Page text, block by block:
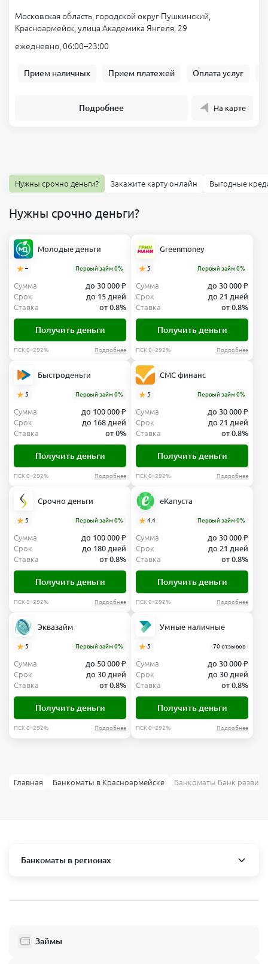
Московская область, городской округ Пушкинский,
Красноармейск, улица Академика Янгеля, 29
ежедневно, 06:00–23:00
Прием наличных Прием платежей Оплата услуг
Подробнее На карте
Нужны срочно деньги? Закажите карту онлайн Выгодные
Нужны срочно деньги?
Молодые деньги
– Первый займ 0%
Сумма
до 30 000 ₽
Срок
до 15 дней
Ставка
от 0.8%
Получить деньги
ПСК 0–292% Подробнее
Greenmoney
5 Первый займ 0%
Сумма
до 30 000 ₽
Срок
до 21 дней
Ставка
от 0.8%
Получить деньги
ПСК 0–292% Подробнее
Быстроденьги
5 Первый займ 0%
Сумма
до 100 000 ₽
Срок
до 168 дней
Ставка
от 0%
Получить деньги
ПСК 0–292% Подробнее
СМС финанс
5 Первый займ 0%
Сумма
до 30 000 ₽
Срок
до 21 дней
Ставка
от 0.8%
Получить деньги
ПСК 0–292% Подробнее
Срочно деньги
5 Первый займ 0%
Сумма
до 100 000 ₽
Срок
до 180 дней
Ставка
от 0.8%
Получить деньги
ПСК 0–292% Подробнее
еКапуста
4.4 Первый займ 0%
Сумма
до 30 000 ₽
Срок
до 21 дней
Ставка
от 0.8%
Получить деньги
ПСК 0–292% Подробнее
Эквазайм
5 Первый займ 0%
Сумма
до 50 000 ₽
Срок
до 30 дней
Ставка
от 0.8%
Получить деньги
ПСК 0–292% Подробнее
Умные наличные
5 70 отзывов
Сумма
до 30 000 ₽
Срок
до 30 дней
Ставка
от 0.8%
Получить деньги
ПСК 0–292% Подробнее
Главная Банкоматы в Красноармейске Банкоматы Банк
Банкоматы в регионах
Балашиха
Займы